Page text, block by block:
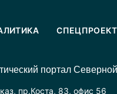
портал
пр.Коста, 83, офис 56